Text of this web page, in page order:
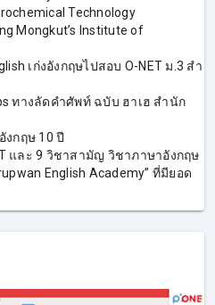
Technology
Mongkut’s Institute of
เก่งอังกฤษไปสอบ O-NET ม.3 สํา
ทางลัดคําศัพท์ ฉบับ ฮาเฮ สำนัก
กฤษ 10 ปี
และ 9 วิชาสามัญ วิชาภาษาอังกฤษ
English Academy” ที่มียอด